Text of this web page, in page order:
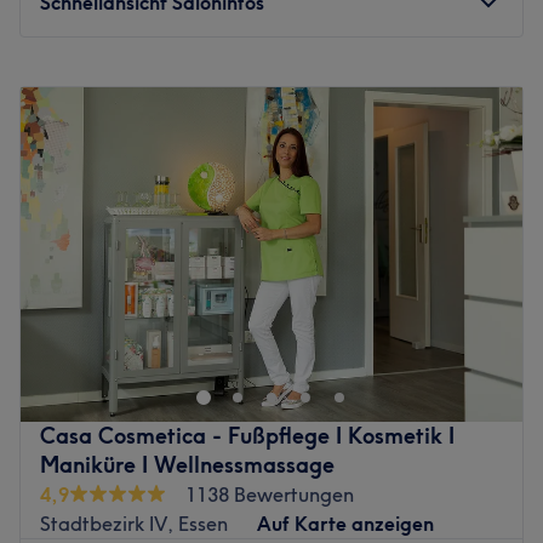
Atmosphäre: Freundlich, einladend, angenehm
Expertise: Dauerhafte Haarentfernung
Produkte und Produktmarken: Hochwertige Produkte
Extras: Gut an die öffentlichen Verkehrsmittel
angebunden
Zurück zur Salonansicht
09:00–18:00
Mittwoch
Samstag
13:00
Sonntag
Geschlossen
Das Danijela Kosmetikinsitut in der Frintroper Straße 414-
418 in Essen ist eine Wohlfühloase für Fans von wahrer
Schönheit. Das Kosmetikstudio brilliert mit einem
breitgefächerten Angebot an Behandlungen für Gesicht
und Körper. Lass dich mit hochwertigen
Beautybehandlungen zum Strahlen bringen und buche dir
dafür deinen Wunschtermin jetzt mit Treatwell - online
oder per App!
Casa Cosmetica - Fußpflege I Kosmetik I
Maniküre I Wellnessmassage
4,9
1138 Bewertungen
Stadtbezirk IV, Essen
Auf Karte anzeigen